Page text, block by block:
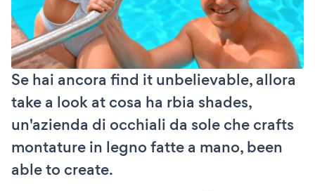
Se hai ancora find it unbelievable, allora
take a look at cosa ha rbia shades,
un'azienda di occhiali da sole che crafts
montature in legno fatte a mano, been
able to create.